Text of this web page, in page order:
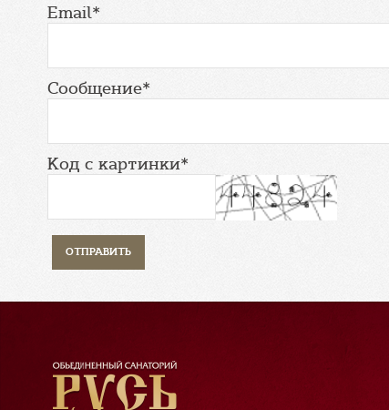
Email*
Сообщение*
Код с картинки*